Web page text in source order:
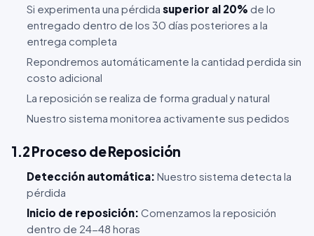
Si experimenta una pérdida superior al 20% de lo
entregado dentro de los 30 días posteriores a la
entrega completa
Repondremos automáticamente la cantidad perdida sin
costo adicional
La reposición se realiza de forma gradual y natural
Nuestro sistema monitorea activamente sus pedidos
1.2 Proceso de Reposición
Detección automática: Nuestro sistema detecta la
pérdida
Inicio de reposición: Comenzamos la reposición
dentro de 24-48 horas